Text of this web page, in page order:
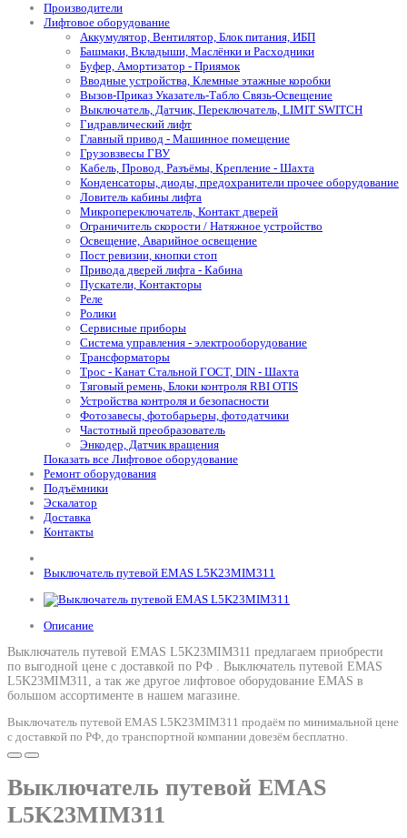
Производители
Лифтовое оборудование
Аккумулятор, Вентилятор, Блок питания, ИБП
Башмаки, Вкладыши, Маслёнки и Расходники
Буфер, Амортизатор - Приямок
Вводные устройства, Клемные этажные коробки
Вызов-Приказ Указатель-Табло Связь-Освещение
Выключатель, Датчик, Переключатель, LIMIT SWITCH
Гидравлический лифт
Главный привод - Машинное помещение
Грузовзвесы ГВУ
Кабель, Провод, Разъёмы, Крепление - Шахта
Конденсаторы, диоды, предохранители прочее оборудование
Ловитель кабины лифта
Микропереключатель, Контакт дверей
Ограничитель скорости / Натяжное устройство
Освещение, Аварийное освещение
Пост ревизии, кнопки стоп
Привода дверей лифта - Кабина
Пускатели, Контакторы
Реле
Ролики
Сервисные приборы
Система управления - электрооборудование
Трансформаторы
Трос - Канат Стальной ГОСТ, DIN - Шахта
Тяговый ремень, Блоки контроля RBI OTIS
Устройства контроля и безопасности
Фотозавесы, фотобарьеры, фотодатчики
Частотный преобразователь
Энкодер, Датчик вращения
Показать все Лифтовое оборудование
Ремонт оборудования
Подъёмники
Эскалатор
Доставка
Контакты
Выключатель путевой EMAS L5K23MIM311
Описание
Выключатель путевой EMAS L5K23MIM311 предлагаем приобрести
по выгодной цене с доставкой по РФ . Выключатель путевой EMAS
L5K23MIM311, а так же другое лифтовое оборудование EMAS в
большом ассортименте в нашем магазине.
Выключатель путевой EMAS L5K23MIM311 продаём по минимальной цене
с доставкой по РФ, до транспортной компании довезём бесплатно.
Выключатель путевой EMAS
L5K23MIM311